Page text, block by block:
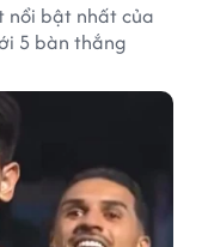
nổi bật nhất của
5 bàn thắng